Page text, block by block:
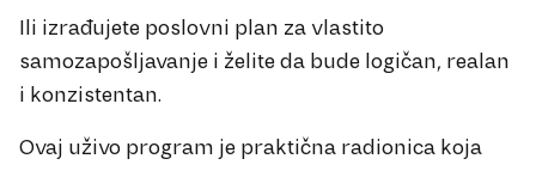
Ili izrađujete poslovni plan za vlastito
samozapošljavanje i želite da bude logičan, realan
i konzistentan.
Ovaj uživo program je praktična radionica koja